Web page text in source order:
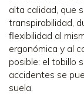
alta calidad, que
transpirabilidad,
flexibilidad al
ergonómica y al
posible: el tobillo
accidentes se
suela.